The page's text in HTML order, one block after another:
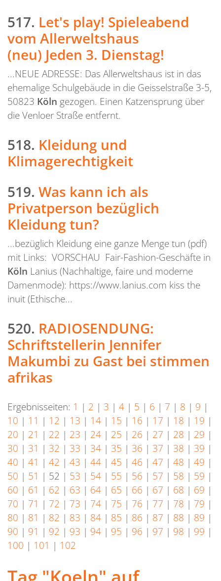
517. Let's play! Spieleabend
vom Allerweltshaus
(neu) Jeden 3. Dienstag!
...NEUE ADRESSE: Das Allerweltshaus ist in das
ehemalige Schulgebäude in die Geisselstraße 3-5,
50823 Köln gezogen. Einen Katzensprung über
die Venloer Straße entfernt.
518. Kleidung und
Klimagerechtigkeit
519. Was kann ich als
Privatperson bezüglich
Kleidung tun?
...bezüglich Kleidung eine ganze Menge tun (pdf)
mit Links: VORSCHAU Fair-Fashion-Geschäfte in
Köln Lanius (Nachhaltige, faire und moderne
Damenmode): https://www.lanius.com kiss the
inuit (Ethische...
520. RADIOSENDUNG:
Schriftstellerin Jennifer
Makumbi zu Gast bei stimmen
afrikas
Ergebnisseiten: 1 | 2 | 3 | 4 | 5 | 6 | 7 | 8 | 9 |
10 | 11 | 12 | 13 | 14 | 15 | 16 | 17 | 18 | 19 |
20 | 21 | 22 | 23 | 24 | 25 | 26 | 27 | 28 | 29 |
30 | 31 | 32 | 33 | 34 | 35 | 36 | 37 | 38 | 39 |
40 | 41 | 42 | 43 | 44 | 45 | 46 | 47 | 48 | 49 |
50 | 51 | 52 | 53 | 54 | 55 | 56 | 57 | 58 | 59 |
60 | 61 | 62 | 63 | 64 | 65 | 66 | 67 | 68 | 69 |
70 | 71 | 72 | 73 | 74 | 75 | 76 | 77 | 78 | 79 |
80 | 81 | 82 | 83 | 84 | 85 | 86 | 87 | 88 | 89 |
90 | 91 | 92 | 93 | 94 | 95 | 96 | 97 | 98 | 99 |
100 | 101 | 102